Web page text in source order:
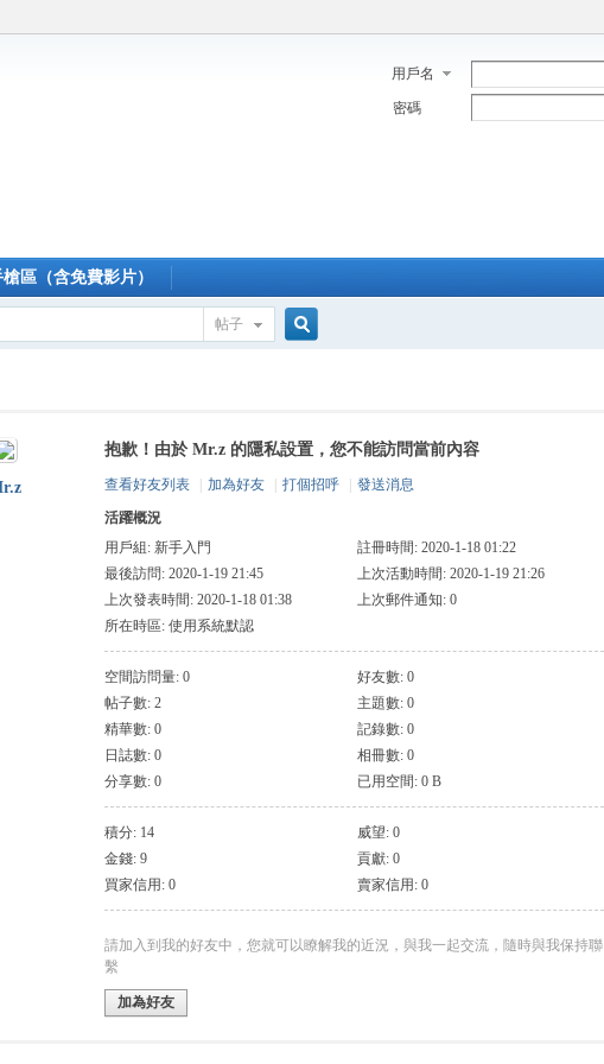
用戶名
密碼
區（含免費影片）
帖子
索
抱歉！由於 Mr.z 的隱私設置，您不能訪問當前內容
查看好友列表 加為好友 打個招呼
發送消息
活躍概況
用戶組: 新手入門
註冊時間: 2020-1-18 01:22
最後訪問: 2020-1-19 21:45
上次活動時間: 2020-1-19 21:26
上次發表時間: 2020-1-18 01:38
上次郵件通知: 0
所在時區: 使用系統默認
空間訪問量: 0
好友數: 0
帖子數: 2
主題數: 0
精華數: 0
記錄數: 0
日誌數: 0
相冊數: 0
分享數: 0
已用空間: 0 B
積分: 14
威望: 0
金錢: 9
貢獻: 0
買家信用: 0
賣家信用: 0
請加入到我的好友中，您就可以瞭解我的近況，與我一起交流，隨時與我保持聯
繫
加為好友